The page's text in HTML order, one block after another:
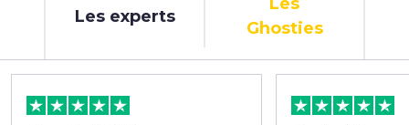
Les experts
Ghosties